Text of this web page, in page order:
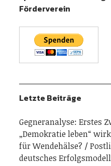
Förderverein
Letzte Beiträge
Gegneranalyse: Erstes
„Demokratie leben“
für Wendehälse?
deutsches